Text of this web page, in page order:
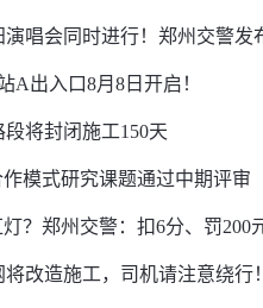
唱会同时进行！郑州交警发
A出入口8月8日开启！
将封闭施工150天
模式研究课题通过中期评审
？郑州交警：扣6分、罚200
改造施工，司机请注意绕行！